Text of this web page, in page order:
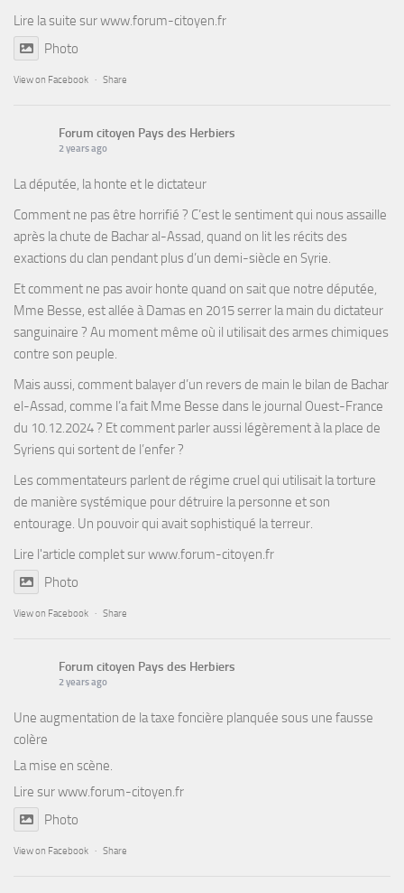
Lire la suite surwww.forum-citoyen.fr
Photo
View on Facebook · Share
Forum citoyen Pays des Herbiers
2 years ago
La députée, la honte et le dictateur
Comment ne pas être horrifié ? C’est le sentiment qui nous assaille
après la chute de Bachar al-Assad, quand on lit les récits des
exactions du clan pendant plus d’un demi-siècle en Syrie.
Et comment ne pas avoir honte quand on sait que notre députée,
Mme Besse, est allée à Damas en 2015 serrer la main du dictateur
sanguinaire ? Au moment même où il utilisait des armes chimiques
contre son peuple.
Mais aussi, comment balayer d’un revers de main le bilan de Bachar
el-Assad, comme l’a fait Mme Besse dans le journal Ouest-France
du 10.12.2024 ? Et comment parler aussi légèrement à la place de
Syriens qui sortent de l’enfer ?
Les commentateurs parlent de régime cruel qui utilisait la torture
de manière systémique pour détruire la personne et son
entourage. Un pouvoir qui avait sophistiqué la terreur.
Lire l'article complet surwww.forum-citoyen.fr
Photo
View on Facebook · Share
Forum citoyen Pays des Herbiers
2 years ago
Une augmentation de la taxe foncière planquée sous une fausse
colère
La mise en scène.
Lire surwww.forum-citoyen.fr
Photo
View on Facebook · Share